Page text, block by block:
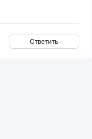
Ответить